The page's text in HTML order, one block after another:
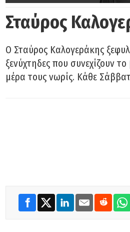
Σταύρος
Ο Σταύρος Καλογεράκης
ξενύχτηδες που συνεχίζουν
μέρα τους νωρίς. Κάθε